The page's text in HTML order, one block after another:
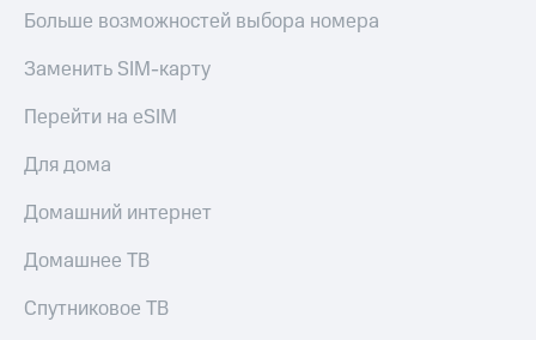
Больше возможностей выбора номера
Заменить SIM-карту
Перейти на eSIM
Для дома
Домашний интернет
Домашнее ТВ
Спутниковое ТВ